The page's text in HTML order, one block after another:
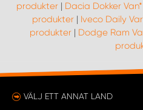
produkter | Dacia Dokker
produkter | Iveco Daily
produkter| Dodge Ram
VÄLJ ETT ANNAT LAND